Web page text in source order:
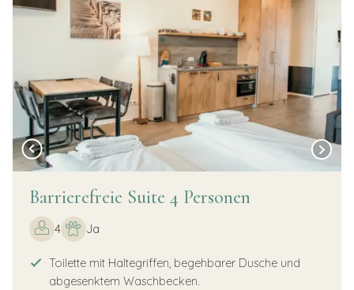
Barrierefreie Suite 4 Personen
4 Ja
Toilette mit Haltegriffen, begehbarer Dusche und
abgesenktem Waschbecken.